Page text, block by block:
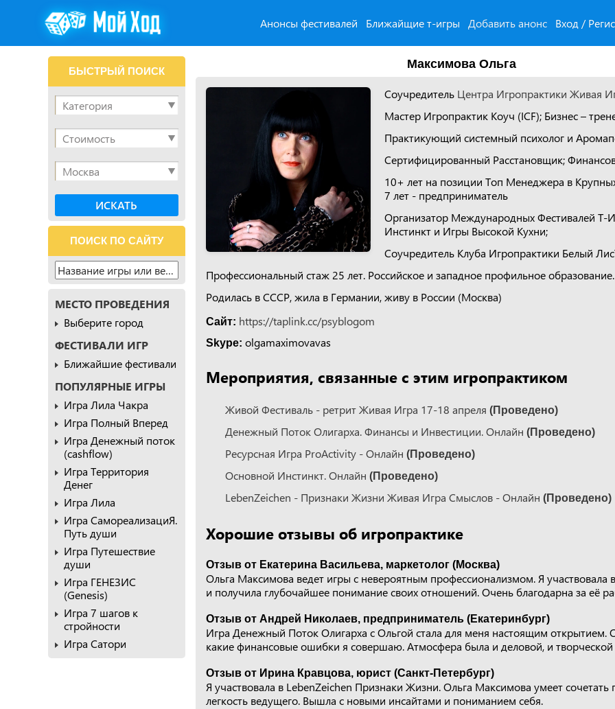
Анонсы фестивалей Ближайщие т-игры Добавить анонс Вход /
Максимова Ольга
Соучредитель Центра Игропрактики Живая
Мастер Игропрактик Коуч (ICF); Бизнес –
Практикующий системный психолог и
Сертифицированный Расстановщик;
10+ лет на позиции Топ Менеджера в
7 лет - предприниматель
Организатор Международных Фестивалей Т-
Инстинкт и Игры Высокой Кухни;
Соучредитель Клуба Игропрактики Белый
Профессиональный стаж 25 лет. Российское и западное профильное образование.
Родилась в СССР, жила в Германии, живу в России (Москва)
Сайт: https://taplink.cc/psyblogom
Skype: olgamaximovavas
Мероприятия, связанные с этим игропрактиком
Живой Фестиваль - ретрит Живая Игра 17-18 апреля (Проведено)
Денежный Поток Олигарха. Финансы и Инвестиции. Онлайн (Проведено)
Ресурсная Игра ProActivity - Онлайн (Проведено)
Основной Инстинкт. Онлайн (Проведено)
LebenZeichen - Признаки Жизни Живая Игра Смыслов - Онлайн (Проведено)
Хорошие отзывы об игропрактике
Отзыв от Екатерина Васильева, маркетолог (Москва)
Ольга Максимова ведет игры с невероятным профессионализмом. Я участвовала
и получила глубочайшее понимание своих отношений. Очень благодарна за её
Отзыв от Андрей Николаев, предприниматель (Екатеринбург)
Игра Денежный Поток Олигарха с Ольгой стала для меня настоящим открытием.
какие финансовые ошибки я совершаю. Атмосфера была и деловой, и
Отзыв от Ирина Кравцова, юрист (Санкт-Петербург)
Я участвовала в LebenZeichen Признаки Жизни. Ольга Максимова умеет сочетать
легкость ведущего. Вышла с новыми инсайтами и пониманием себя.
БЫСТРЫЙ ПОИСК
ПОИСК ПО САЙТУ
МЕСТО ПРОВЕДЕНИЯ
Выберите город
ФЕСТИВАЛИ ИГР
Ближайшие фестивали
ПОПУЛЯРНЫЕ ИГРЫ
Игра Лила Чакра
Игра Полный Вперед
Игра Денежный поток
(cashflow)
Игра Территория
Денег
Игра Лила
Игра СамореализациЯ.
Путь души
Игра Путешествие
души
Игра ГЕНЕЗИС
(Genesis)
Игра 7 шагов к
стройности
Игра Сатори